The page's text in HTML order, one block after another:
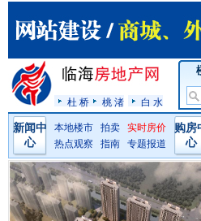
杜 桥 桃 渚 白 水
新闻中
心
本地楼市 拍卖
实时房价
热点观察
指南 专题报道
购房
心